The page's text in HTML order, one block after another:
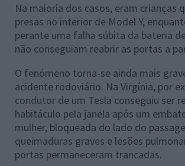
Na maioria dos casos, eram crianças
presas no interior de Model Y,
perante uma falha súbita da bateria
não conseguiam reabrir as portas a
O fenómeno torna-se ainda mais
acidente rodoviário. Na Virgínia, por
condutor de um Tesla conseguiu ser
habitáculo pela janela após um
mulher, bloqueada do lado do
queimaduras graves e lesões
portas permaneceram trancadas.